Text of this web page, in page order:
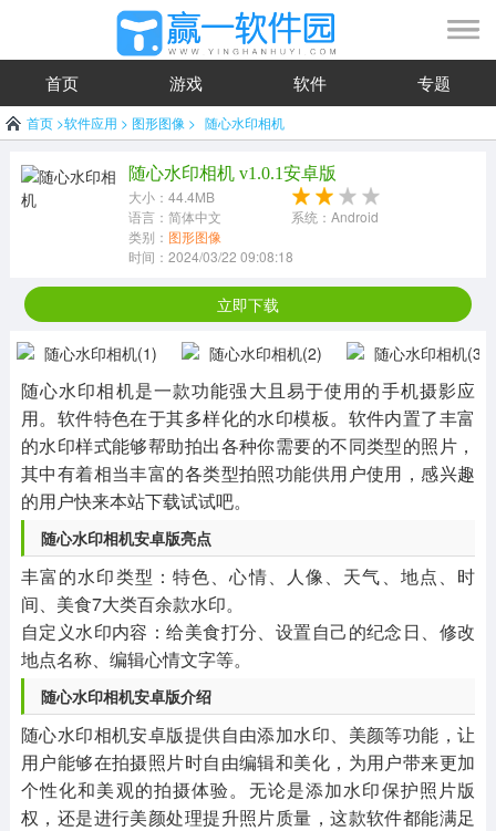
首页 游戏 软件 专题
首页 >软件应用 > 图形图像 > 随心水印相机
随心水印相机 v1.0.1安卓版
大小：44.4MB
语言：简体中文
系统：Android
类别： 图形图像
时间：2024/03/22 09:08:18
立即下载
随心水印相机是一款功能强大且易于使用的手机摄影应
用。软件特色在于其多样化的水印模板。软件内置了丰富
的水印样式能够帮助拍出各种你需要的不同类型的照片，
其中有着相当丰富的各类型拍照功能供用户使用，感兴趣
的用户快来本站下载试试吧。
随心水印相机安卓版亮点
丰富的水印类型：特色、心情、人像、天气、地点、时
间、美食7大类百余款水印。
自定义水印内容：给美食打分、设置自己的纪念日、修改
地点名称、编辑心情文字等。
随心水印相机安卓版介绍
随心水印相机安卓版提供自由添加水印、美颜等功能，让
用户能够在拍摄照片时自由编辑和美化，为用户带来更加
个性化和美观的拍摄体验。无论是添加水印保护照片版
权，还是进行美颜处理提升照片质量，这款软件都能满足